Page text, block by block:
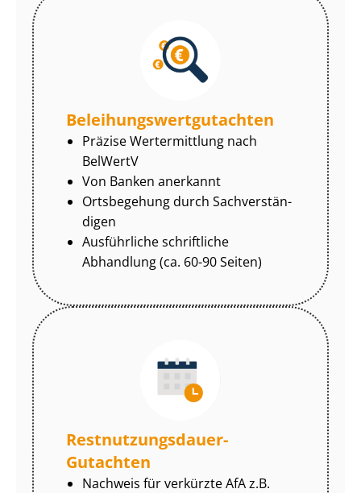
Be­lei­hungs­wert­gut­ach­ten
Präzise Wertermittlung nach
BelWertV
Von Banken anerkannt
Ortsbegehung durch Sach­ver­stän­
di­gen
Ausführliche schriftliche
Abhandlung (ca. 60-90 Seiten)
Rest­nut­zungs­dau­er-
Gutachten
Nachweis für verkürzte AfA z.B.